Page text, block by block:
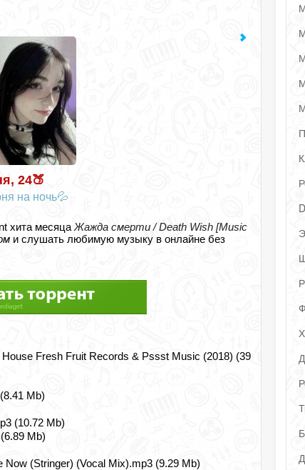
24🍑
на ночь💦
хита месяца Жажда смерти / Death Wish [Music
и слушать любимую музыку в онлайне без
Fresh Fruit Records & Pssst Music (2018) (39
Mb)
(10.72 Mb)
Mb)
(Stringer) (Vocal Mix).mp3 (9.29 Mb)